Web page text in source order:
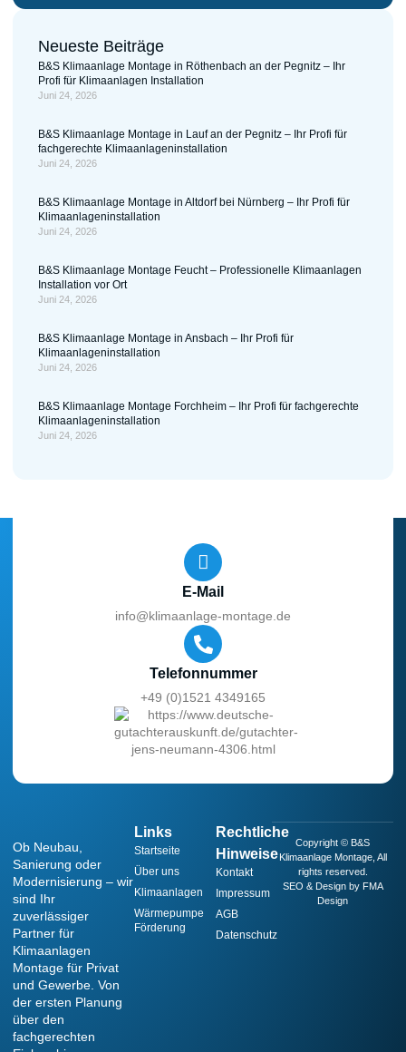
Neueste Beiträge
B&S Klimaanlage Montage in Röthenbach an der Pegnitz – Ihr
Profi für Klimaanlagen Installation
Juni 24, 2026
B&S Klimaanlage Montage in Lauf an der Pegnitz – Ihr Profi für
fachgerechte Klimaanlageninstallation
Juni 24, 2026
B&S Klimaanlage Montage in Altdorf bei Nürnberg – Ihr Profi für
Klimaanlageninstallation
Juni 24, 2026
B&S Klimaanlage Montage Feucht – Professionelle Klimaanlagen
Installation vor Ort
Juni 24, 2026
B&S Klimaanlage Montage in Ansbach – Ihr Profi für
Klimaanlageninstallation
Juni 24, 2026
B&S Klimaanlage Montage Forchheim – Ihr Profi für fachgerechte
Klimaanlageninstallation
Juni 24, 2026
Ob Neubau,
Sanierung oder
Modernisierung – wir
sind Ihr
zuverlässiger
Partner für
Klimaanlagen
Montage für Privat
und Gewerbe. Von
der ersten Planung
über den
fachgerechten
Links
Startseite
Über uns
Klimaanlagen
Wärmepumpe
Förderung
Rechtliche
Hinweise
Kontakt
Impressum
AGB
Datenschutz
Copyright © B&S
Klimaanlage Montage, All
rights reserved.
SEO & Design by FMA
Design
E-Mail
info@klimaanlage-montage.de
Telefonnummer
+49 (0)1521 4349165